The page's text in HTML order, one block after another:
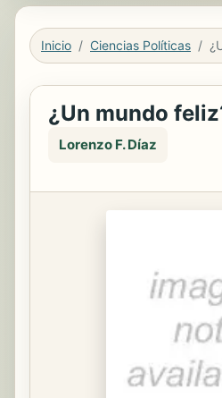
Inicio Ciencias Políticas
¿Un mundo
Lorenzo F. Díaz